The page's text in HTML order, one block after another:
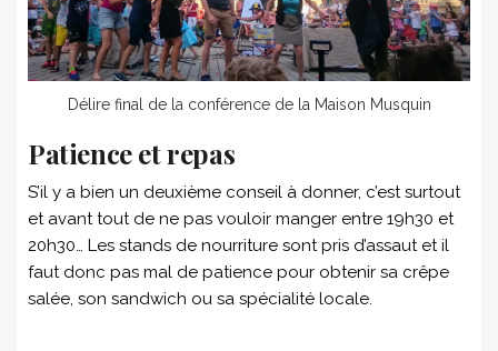
Délire final de la conférence de la Maison Musquin
Patience et repas
S’il y a bien un deuxième conseil à donner, c’est surtout
et avant tout de ne pas vouloir manger entre 19h30 et
20h30… Les stands de nourriture sont pris d’assaut et il
faut donc pas mal de patience pour obtenir sa crêpe
salée, son sandwich ou sa spécialité locale.